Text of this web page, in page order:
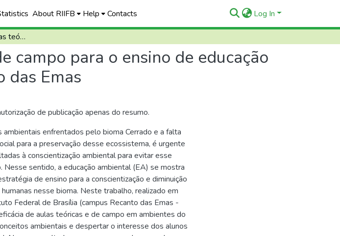
About RIIFB Help Contacts Log In
A importância de aulas teóricas e de campo para o ensino de educação ambiental no IFB - campus Recanto das Emas
campo para o ensino de educação
das Emas
de publicação apenas do resumo.
enfrentados pelo bioma Cerrado e a falta
para a preservação desse ecossistema, é urgente
à conscientização ambiental para evitar esse
Nesse sentido, a educação ambiental (EA) se mostra
de ensino para a conscientização e diminuição
nesse bioma. Neste trabalho, realizado em
Federal de Brasília (campus Recanto das Emas -
de aulas teóricas e de campo em ambientes do
ambientais e despertar o interesse dos alunos